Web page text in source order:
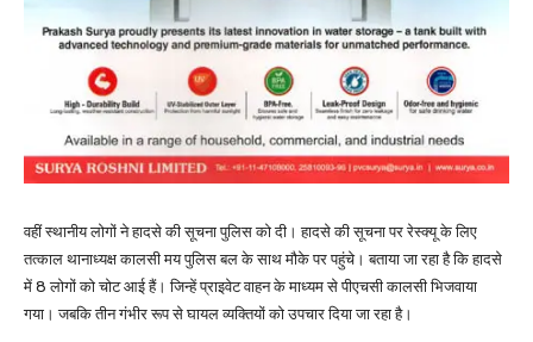
वहीं स्थानीय लोगों ने हादसे की सूचना पुलिस को दी। हादसे की सूचना पर रेस्क्यू के लिए
तत्काल थानाध्यक्ष कालसी मय पुलिस बल के साथ मौके पर पहुंचे। बताया जा रहा है कि हादसे
में 8 लोगों को चोट आई हैं। जिन्हें प्राइवेट वाहन के माध्यम से पीएचसी कालसी भिजवाया
गया। जबकि तीन गंभीर रूप से घायल व्यक्तियों को उपचार दिया जा रहा है।